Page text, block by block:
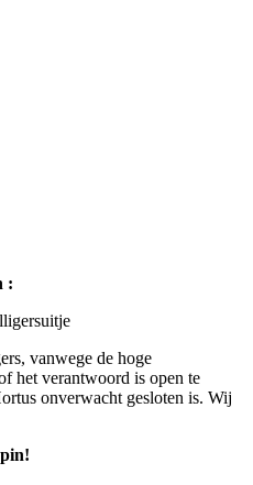
:
vanwege de hoge
het verantwoord is open te
onverwacht gesloten is. Wij